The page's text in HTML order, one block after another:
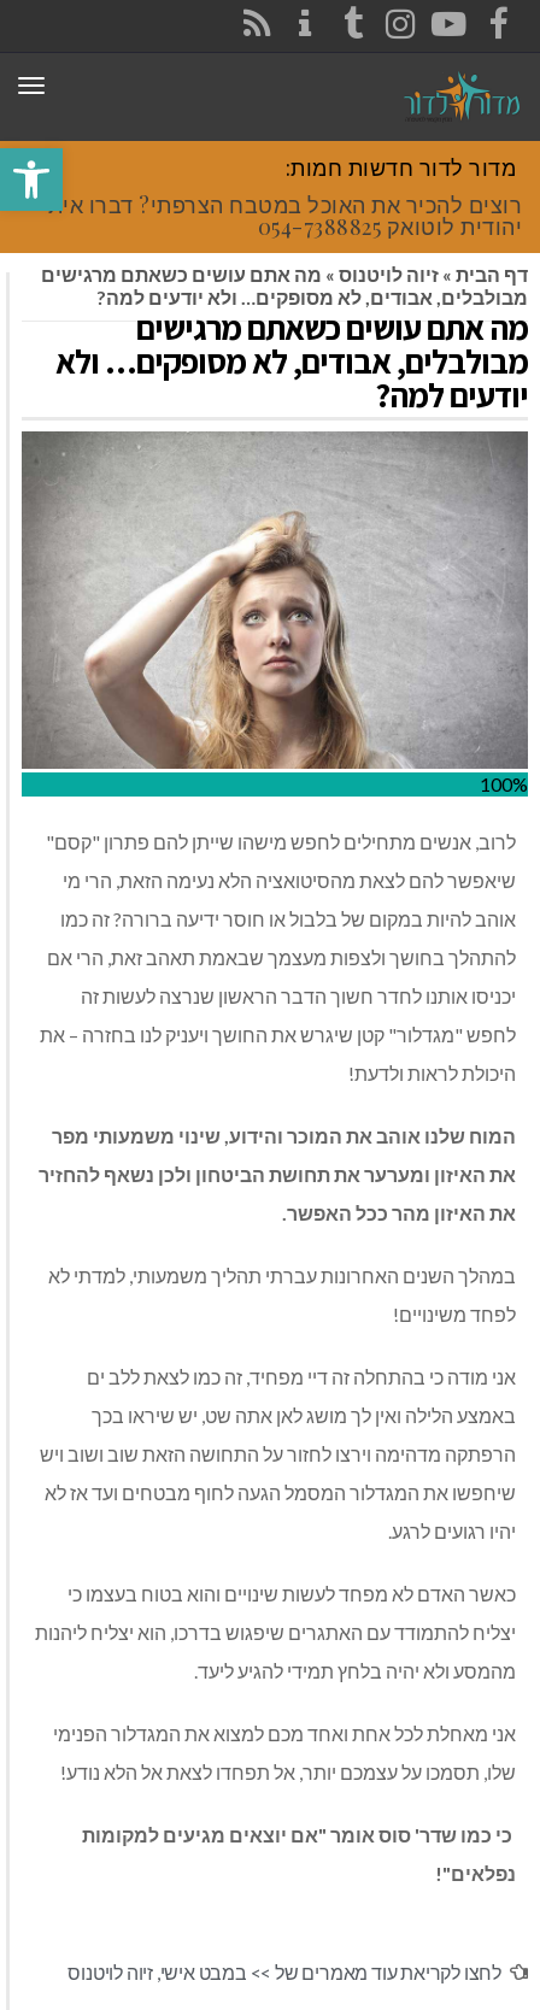
פתח
FACEBOOK
YOUTUBE
INSTAGRAM
TUMBLR
מדור לדור חדשות חמות:
רוצים להכיר את האוכל במטבח הצרפתי? דברו איתי
יהודית לוטואק 054-7388825.
דף הבית » זיוה לויטנוס » מה אתם עושים כשאתם מרגישים
מבולבלים, אבודים, לא מסופקים… ולא יודעים למה?
מה אתם עושים כשאתם מרגישים
מבולבלים, אבודים, לא מסופקים… ולא
יודעים למה?
100%
לרוב, אנשים מתחילים לחפש מישהו שייתן להם פתרון "קסם"
שיאפשר להם לצאת מהסיטואציה הלא נעימה הזאת, הרי מי
אוהב להיות במקום של בלבול או חוסר ידיעה ברורה? זה כמו
להתהלך בחושך ולצפות מעצמך שבאמת תאהב זאת, הרי אם
יכניסו אותנו לחדר חשוך הדבר הראשון שנרצה לעשות זה
לחפש "מגדלור" קטן שיגרש את החושך ויעניק לנו בחזרה – את
היכולת לראות ולדעת!
המוח שלנו אוהב את המוכר והידוע, שינוי משמעותי מפר
את האיזון ומערער את תחושת הביטחון ולכן נשאף להחזיר
את האיזון מהר ככל האפשר.
במהלך השנים האחרונות עברתי תהליך משמעותי, למדתי לא
לפחד משינויים!
אני מודה כי בהתחלה זה דיי מפחיד, זה כמו לצאת ללב ים
באמצע הלילה ואין לך מושג לאן אתה שט, יש שיראו בכך
הרפתקה מדהימה וירצו לחזור על התחושה הזאת שוב ושוב ויש
שיחפשו את המגדלור המסמל הגעה לחוף מבטחים ועד אז לא
יהיו רגועים לרגע.
כאשר האדם לא מפחד לעשות שינויים והוא בטוח בעצמו כי
יצליח להתמודד עם האתגרים שיפגוש בדרכו, הוא יצליח ליהנות
מהמסע ולא יהיה בלחץ תמידי להגיע ליעד.
אני מאחלת לכל אחת ואחד מכם למצוא את המגדלור הפנימי
שלו, תסמכו על עצמכם יותר, אל תפחדו לצאת אל הלא נודע!
כי כמו שדר' סוס אומר "אם יוצאים מגיעים למקומות
נפלאים"!
לחצו לקריאת עוד מאמרים של >> במבט אישי,זיוה לויטנוס